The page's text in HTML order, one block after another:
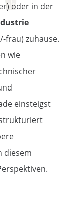
oder in der
frau) zuhause.
wie
einsteigst
diesem